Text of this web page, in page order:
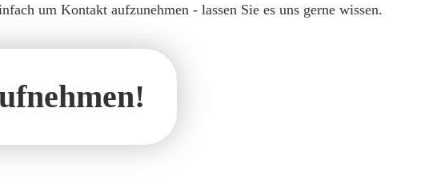
um Kontakt aufzunehmen - lassen Sie es uns gerne wissen.